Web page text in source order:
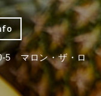
5 マロン・ザ・ロ